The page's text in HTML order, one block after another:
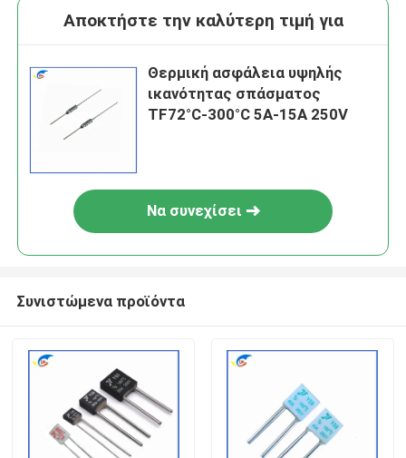
Αποκτήστε την καλύτερη τιμή για
Θερμική ασφάλεια υψηλής
ικανότητας σπάσματος
TF72°C-300°C 5A-15A 250V
Να συνεχίσει
Συνιστώμενα προϊόντα